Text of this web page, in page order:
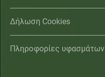
Δήλωση Cookies
Πληροφορίες υφασμάτων